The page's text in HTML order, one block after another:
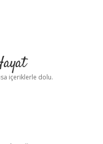
içeriklerle dolu.